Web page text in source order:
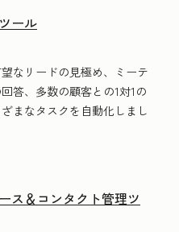
ール
なリードの見極め、ミーテ
答、多数の顧客との1対1の
まなタスクを自動化しまし
ス＆コンタクト管理ツ